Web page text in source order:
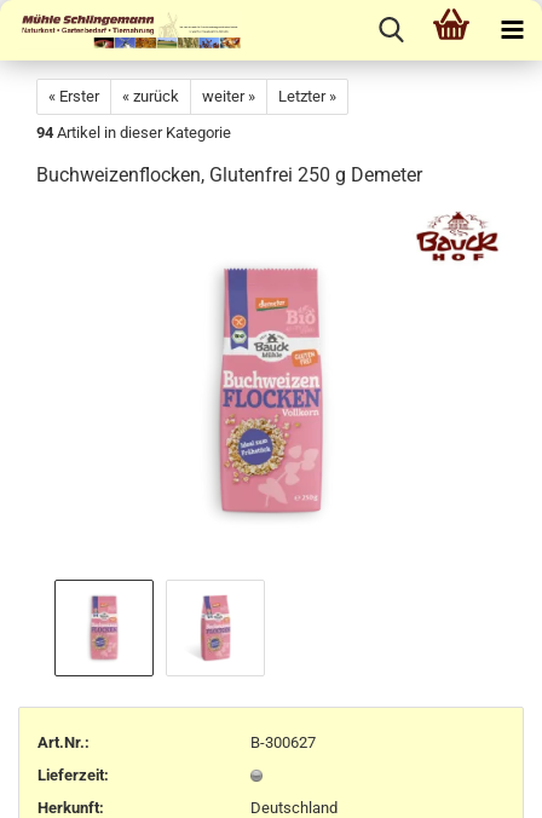
« Erster « zurück weiter »
Letzter »
94 Artikel in dieser Kategorie
Buchweizenflocken, Glutenfrei 250 g Demeter
Art.Nr.:
B-300627
Lieferzeit:
Herkunft:
Deutschland